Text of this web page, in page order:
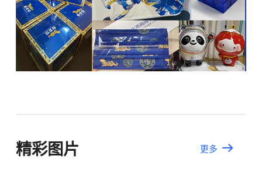
精彩图片 更多